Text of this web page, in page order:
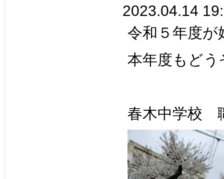
2023.04.14
令和５年度が
本年度もど
春木中学校